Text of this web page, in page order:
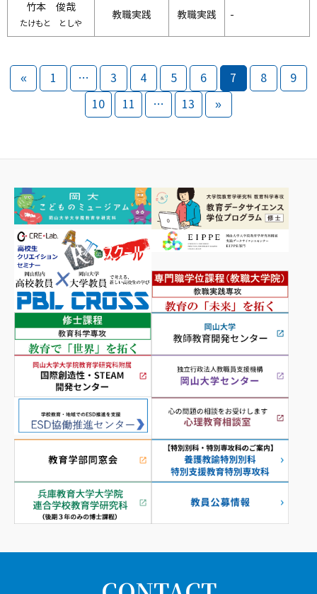
竹本 俊哉
たけもと としや
教職実践 教職実践 -
« 1 … 3 4 5 6 7 8
9
10
11 … 13 »